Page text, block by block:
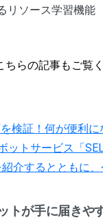
らの記事もご覧く
検証！何が便利に
ットサービス「
介するとともに
トが手に届きや